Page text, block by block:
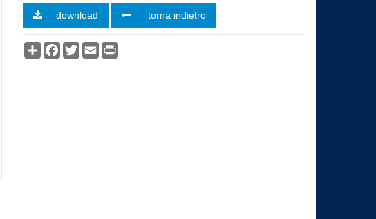
download torna indietro
CondividiFacebook
TwitterEmail